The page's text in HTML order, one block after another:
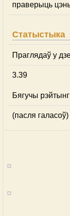
праверыць
Статыстыка
Праглядаў у
3.39
Бягучы рэйтынг
(пасля галасоў)